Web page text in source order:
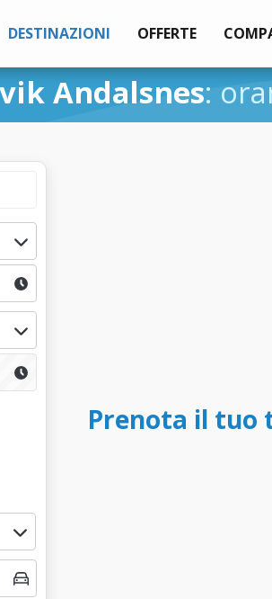
DESTINAZIONI OFFERTE
Andalsnes:
Prenota il tuo